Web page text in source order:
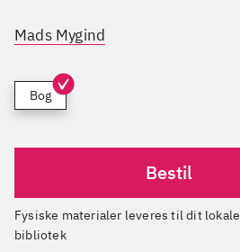
Mads Mygind
Bog
Bestil
Fysiske materialer leveres til dit lokale
bibliotek